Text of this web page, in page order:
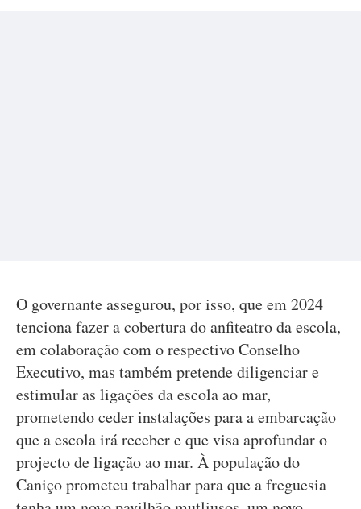
O governante assegurou, por isso, que em 2024
tenciona fazer a cobertura do anfiteatro da escola,
em colaboração com o respectivo Conselho
Executivo, mas também pretende diligenciar e
estimular as ligações da escola ao mar,
prometendo ceder instalações para a embarcação
que a escola irá receber e que visa aprofundar o
projecto de ligação ao mar. À população do
Caniço prometeu trabalhar para que a freguesia